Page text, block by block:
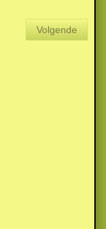
Volgende